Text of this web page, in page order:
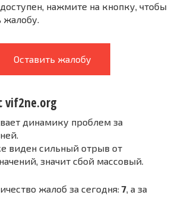
нажмите на кнопку, чтобы
жалобу.
Оставить жалобу
vif2ne.org
динамику проблем за
виден сильный отрыв от
значит сбой массовый.
жалоб за сегодня: 7 , а за